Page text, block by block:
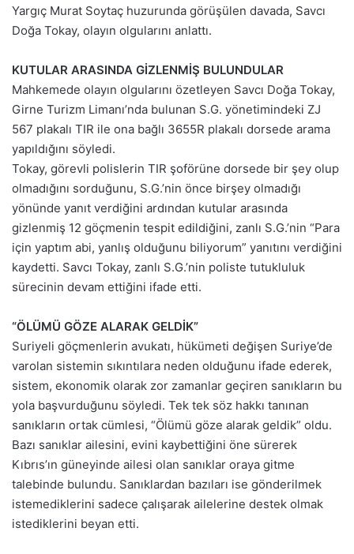
Yargıç Murat Soytaç huzurunda görüşülen davada, Savcı
Doğa Tokay, olayın olgularını anlattı.
KUTULAR ARASINDA GİZLENMİŞ BULUNDULAR
Mahkemede olayın olgularını özetleyen Savcı Doğa Tokay,
Girne Turizm Limanı’nda bulunan S.G. yönetimindeki ZJ
567 plakalı TIR ile ona bağlı 3655R plakalı dorsede arama
yapıldığını söyledi.
Tokay, görevli polislerin TIR şoförüne dorsede bir şey olup
olmadığını sorduğunu, S.G.’nin önce birşey olmadığı
yönünde yanıt verdiğini ardından kutular arasında
gizlenmiş 12 göçmenin tespit edildiğini, zanlı S.G.’nin “Para
için yaptım abi, yanlış olduğunu biliyorum” yanıtını verdiğini
kaydetti. Savcı Tokay, zanlı S.G.’nin poliste tutukluluk
sürecinin devam ettiğini ifade etti.
“ÖLÜMÜ GÖZE ALARAK GELDİK”
Suriyeli göçmenlerin avukatı, hükümeti değişen Suriye’de
varolan sistemin sıkıntılara neden olduğunu ifade ederek,
sistem, ekonomik olarak zor zamanlar geçiren sanıkların bu
yola başvurduğunu söyledi. Tek tek söz hakkı tanınan
sanıkların ortak cümlesi, “Ölümü göze alarak geldik” oldu.
Bazı sanıklar ailesini, evini kaybettiğini öne sürerek
Kıbrıs’ın güneyinde ailesi olan sanıklar oraya gitme
talebinde bulundu. Sanıklardan bazıları ise gönderilmek
istemediklerini sadece çalışarak ailelerine destek olmak
istediklerini beyan etti.